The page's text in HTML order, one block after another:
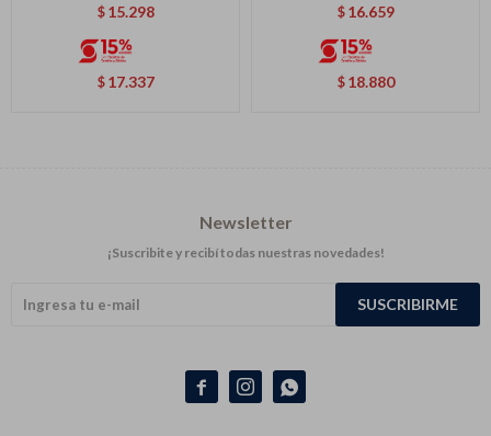
$ 15.298
$ 17.337
$ 16.659
$ 18.880
  
Newsletter
¡Suscribite y recibí todas nuestras novedades!
SUSCRIBIRME